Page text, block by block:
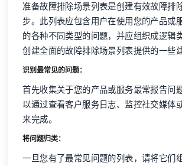
准备故障排除场景列表是创建有效故障排
步。此列表应包含用户在使用您的产品或
的各种不同类型的问题，并应组织成逻辑
创建全面的故障排除场景列表提供的一些建
识别最常见的问题：
首先收集关于您的产品或服务最常报告问
以通过查看客户服务日志、监控社交媒体
来完成。
将问题归类：
一旦您有了最常见问题的列表，请将它们